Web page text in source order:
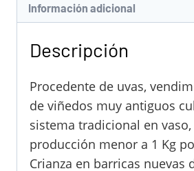
Información adicional
Descripción
Procedente de uvas,
de viñedos muy antiguos
sistema tradicional en
producción menor a 1 Kg
Crianza en barricas nuevas